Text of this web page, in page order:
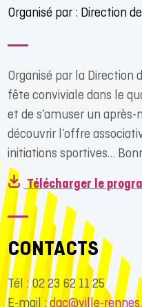
Organisé par : Direction
Organisé par la Direction
fête conviviale dans le
et de s’amuser un
découvrir l’offre
initiations sportives…
Télécharger le
CONTACTS
Tél : 02 23 62 11 25
E-mail :dqc@ville-